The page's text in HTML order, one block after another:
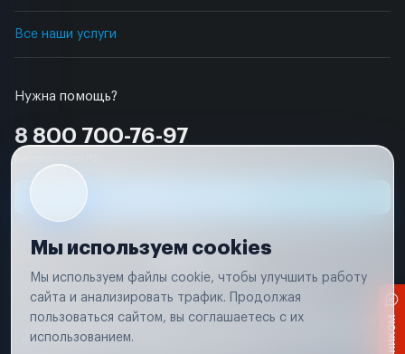
Нужна помощь?
8 800 700-76-97
Все наши услуги
Условия использования
Удаление аккаунта
Вся информация, представленная на сайте, носит исключительно
соответствии с положениями статьи 437 (п. 2) Гражданского кодекса
Мы используем cookies
Мы используем файлы cookie, чтобы улучшить работу
сайта и анализировать трафик. Продолжая
пользоваться сайтом, вы соглашаетесь с их
использованием.